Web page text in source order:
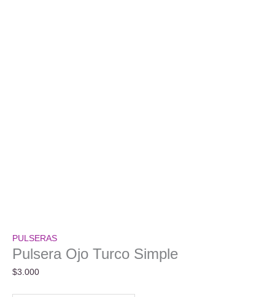
PULSERAS
Pulsera Ojo Turco Simple
$3.000